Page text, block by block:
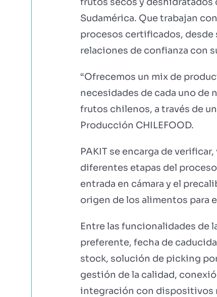
Sudamérica. Que trabajan
procesos certificados,
relaciones de confianza con
“Ofrecemos un mix de
necesidades de cada uno de
frutos chilenos, a través de
Producción CHILEFOOD.
PAKIT se encarga de
diferentes etapas del
entrada en cámara y el
origen de los alimentos para
Entre las funcionalidades de
preferente, fecha de
stock, solución de picking
gestión de la calidad,
integración con dispositivos